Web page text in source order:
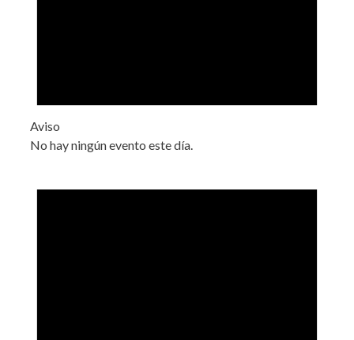
Aviso
No hay ningún evento este día.